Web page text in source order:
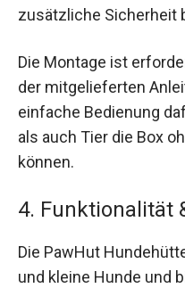
zusätzliche Sicherheit
Die Montage ist
der mitgelieferten
einfache Bedienung
als auch Tier die Box
können.
4. Funktionalität
Die PawHut
und kleine Hunde und